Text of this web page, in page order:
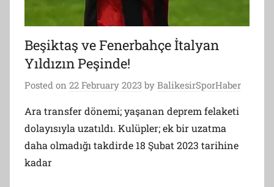
Beşiktaş ve Fenerbahçe İtalyan
Yıldızın Peşinde!
Posted on 22 February 2023 by BalikesirSporHaber
Ara transfer dönemi; yaşanan deprem felaketi
dolayısıyla uzatıldı. Kulüpler; ek bir uzatma
daha olmadığı takdirde 18 Şubat 2023 tarihine
kadar